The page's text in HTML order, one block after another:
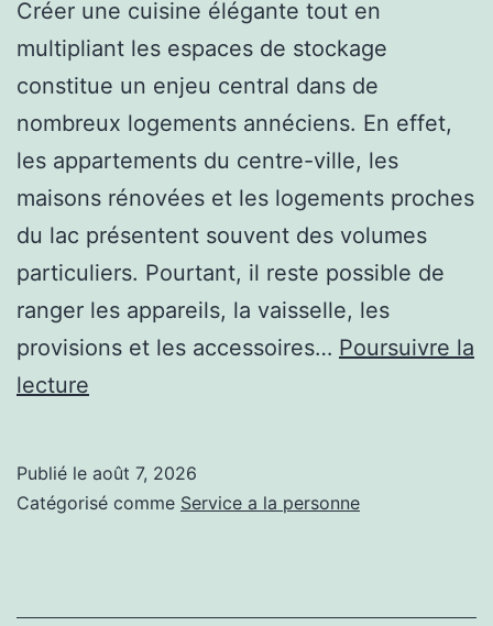
Créer une cuisine élégante tout en
multipliant les espaces de stockage
constitue un enjeu central dans de
nombreux logements annéciens. En effet,
les appartements du centre-ville, les
maisons rénovées et les logements proches
du lac présentent souvent des volumes
particuliers. Pourtant, il reste possible de
ranger les appareils, la vaisselle, les
provisions et les accessoires… Poursuivre la
lecture
créer
une
Publié le août 7, 2026
Catégorisé comme Service a la personne